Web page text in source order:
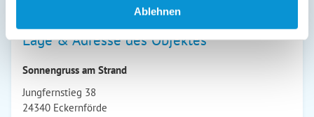
Ablehnen
Lage & Adresse des Objektes
Sonnengruss am Strand
Jungfernstieg 38
24340 Eckernförde